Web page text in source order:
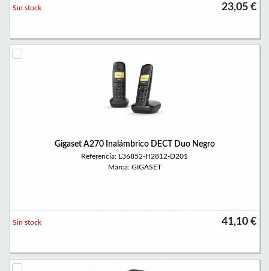
23,05 €
Sin stock
Gigaset A270 Inalámbrico DECT Duo Negro
Referencia: L36852-H2812-D201
Marca: GIGASET
41,10 €
Sin stock